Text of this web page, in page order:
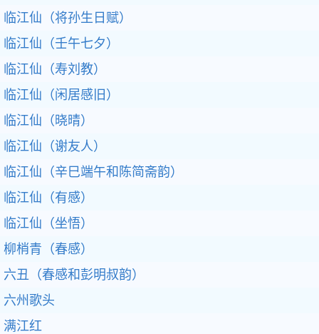
临江仙（将孙生日赋）
临江仙（壬午七夕）
临江仙（寿刘教）
临江仙（闲居感旧）
临江仙（晓晴）
临江仙（谢友人）
临江仙（辛巳端午和陈简斋韵）
临江仙（有感）
临江仙（坐悟）
柳梢青（春感）
六丑（春感和彭明叔韵）
六州歌头
满江红